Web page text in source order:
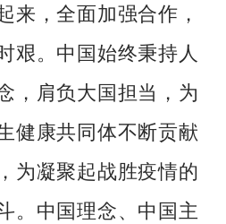
来，全面加强合作，
艰。中国始终秉持人
，肩负大国担当，为
健康共同体不断贡献
为凝聚起战胜疫情的
。中国理念、中国主